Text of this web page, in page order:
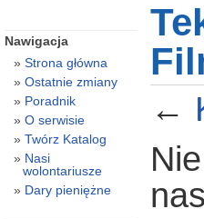
←
Nawigacja
Strona główna
Ostatnie zmiany
Poradnik
O serwisie
Twórz Katalog
Nasi
wolontariusze
Dary pieniężne